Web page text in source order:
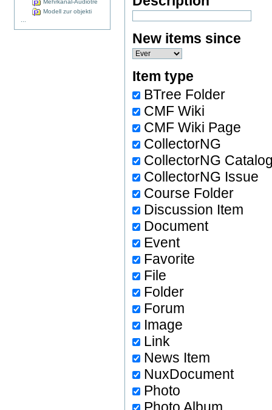
Modell zur objekti
New items since
Item type
BTree Folder
CMF Wiki
CMF Wiki Page
CollectorNG
CollectorNG
CollectorNG Issue
Course Folder
Discussion Item
Document
Event
Favorite
File
Folder
Forum
Image
Link
News Item
NuxDocument
Photo
Photo Album